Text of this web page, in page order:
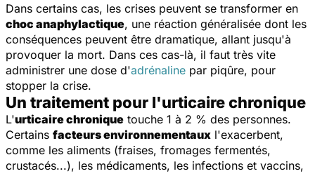
Dans certains cas, les crises peuvent se transformer en
choc anaphylactique, une réaction généralisée dont les
conséquences peuvent être dramatique, allant jusqu'à
provoquer la mort. Dans ces cas-là, il faut très vite
administrer une dose d'adrénaline par piqûre, pour
stopper la crise.
Un traitement pour l'urticaire chronique
L'urticaire chronique touche 1 à 2 % des personnes.
Certains facteurs environnementaux l'exacerbent,
comme les aliments (fraises, fromages fermentés,
crustacés...), les médicaments, les infections et vaccins,